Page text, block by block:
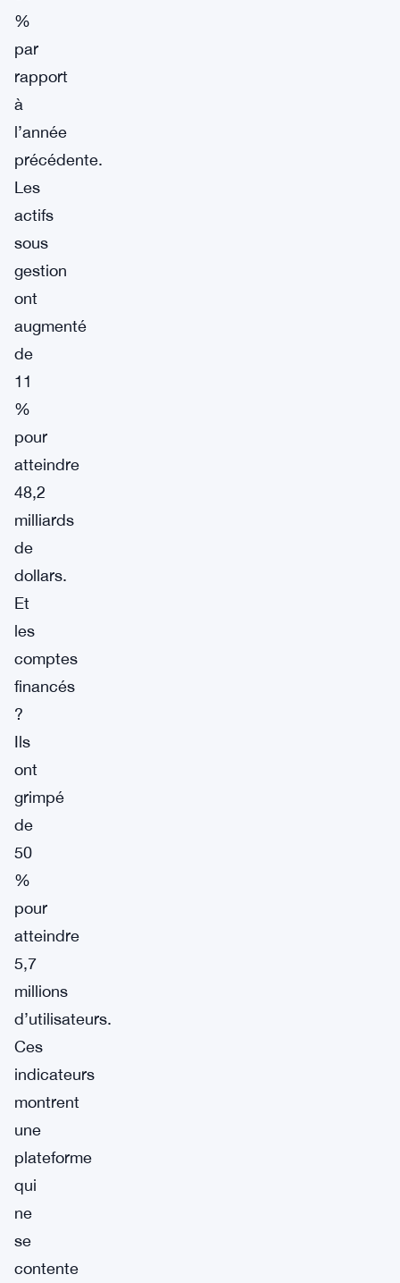
%
par
rapport
à
l’année
précédente.
Les
actifs
sous
gestion
ont
augmenté
de
11
%
pour
atteindre
48,2
milliards
de
dollars.
Et
les
comptes
financés
?
Ils
ont
grimpé
de
50
%
pour
atteindre
5,7
millions
d’utilisateurs.
Ces
indicateurs
montrent
une
plateforme
qui
ne
se
contente